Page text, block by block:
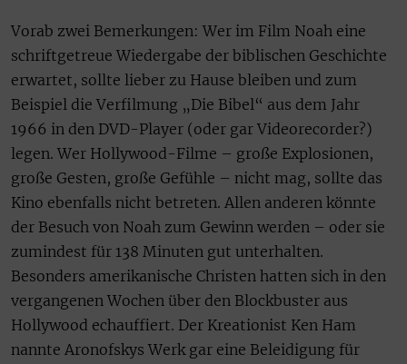
Vorab zwei Bemerkungen: Wer im Film Noah eine
schriftgetreue Wiedergabe der biblischen Geschichte
erwartet, sollte lieber zu Hause bleiben und zum
Beispiel die Verfilmung „Die Bibel“ aus dem Jahr
1966 in den DVD-Player (oder gar Videorecorder?)
legen. Wer Hollywood-Filme – große Explosionen,
große Gesten, große Gefühle – nicht mag, sollte das
Kino ebenfalls nicht betreten. Allen anderen könnte
der Besuch von Noah zum Gewinn werden – oder sie
zumindest für 138 Minuten gut unterhalten.
Besonders amerikanische Christen hatten sich in den
vergangenen Wochen über den Blockbuster aus
Hollywood echauffiert. Der Kreationist Ken Ham
nannte Aronofskys Werk gar eine Beleidigung für